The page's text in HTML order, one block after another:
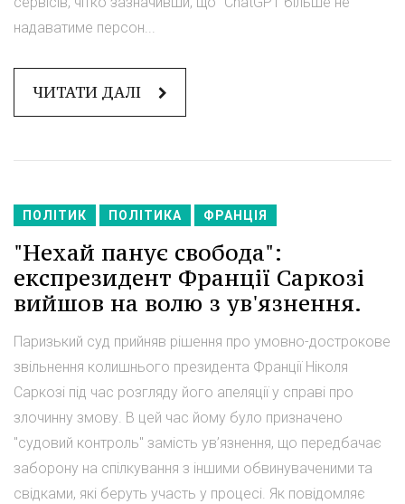
надаватиме персон...
ЧИТАТИ ДАЛІ
ПОЛІТИК ПОЛІТИКА ФРАНЦІЯ
"Нехай панує свобода":
експрезидент Франції Саркозі
вийшов на волю з ув'язнення.
Паризький суд прийняв рішення про умовно-дострокове
звільнення колишнього президента Франції Ніколя
Саркозі під час розгляду його апеляції у справі про
злочинну змову. В цей час йому було призначено
"судовий контроль" замість ув’язнення, що передбачає
заборону на спілкування з іншими обвинуваченими та
свідками, які беруть участь у процесі. Як повідомляє